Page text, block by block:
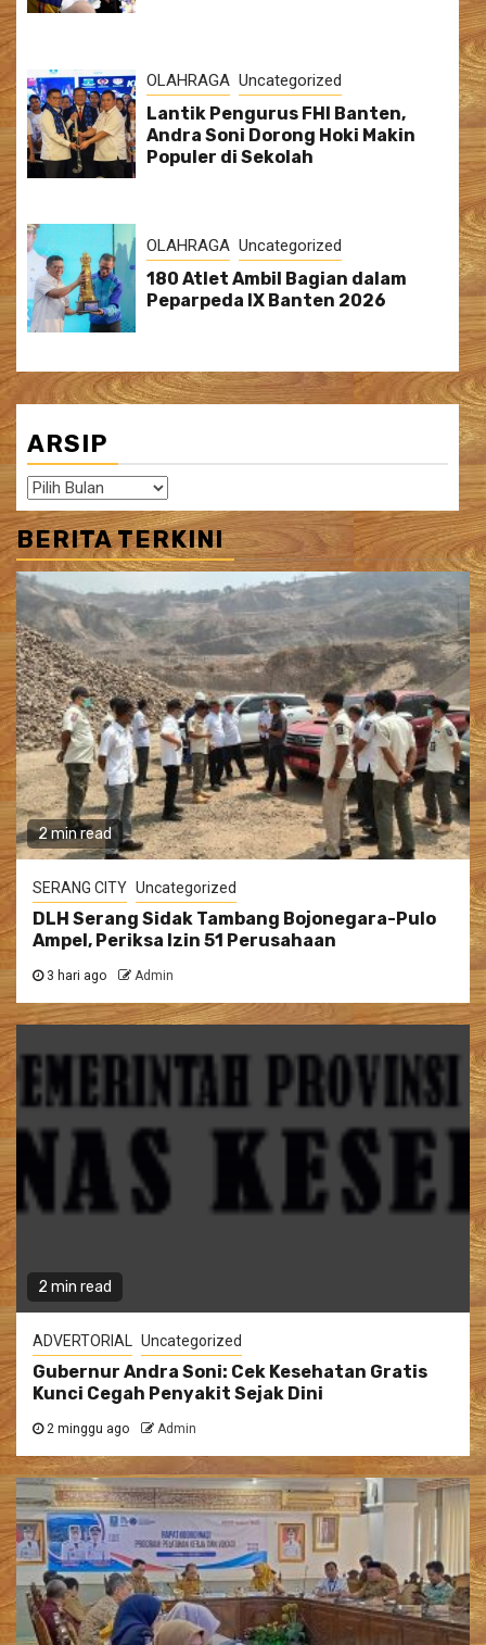
OLAHRAGA Uncategorized
Lantik Pengurus FHI Banten,
Andra Soni Dorong Hoki Makin
Populer di Sekolah
OLAHRAGA Uncategorized
180 Atlet Ambil Bagian dalam
Peparpeda IX Banten 2026
ARSIP
Arsip
BERITA TERKINI
2 min read
SERANG CITY Uncategorized
DLH Serang Sidak Tambang Bojonegara-Pulo
Ampel, Periksa Izin 51 Perusahaan
3 hari ago Admin
2 min read
ADVERTORIAL Uncategorized
Gubernur Andra Soni: Cek Kesehatan Gratis
Kunci Cegah Penyakit Sejak Dini
2 minggu ago Admin